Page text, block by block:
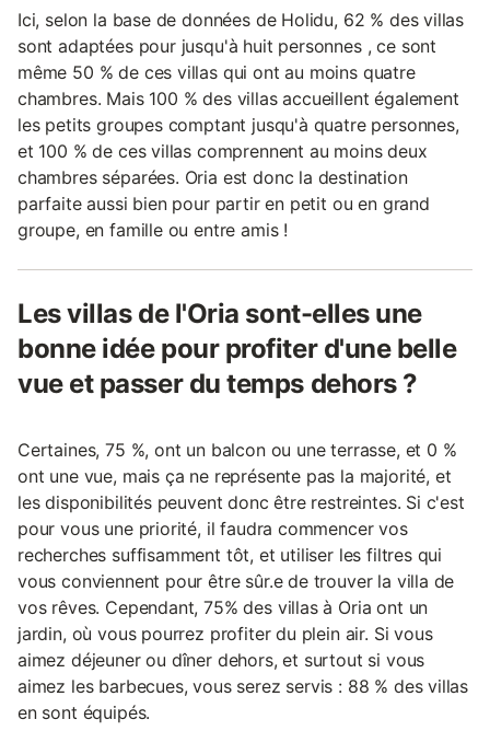
Ici, selon la base de données de Holidu, 62 % des villas
sont adaptées pour jusqu'à huit personnes , ce sont
même 50 % de ces villas qui ont au moins quatre
chambres. Mais 100 % des villas accueillent également
les petits groupes comptant jusqu'à quatre personnes,
et 100 % de ces villas comprennent au moins deux
chambres séparées. Oria est donc la destination
parfaite aussi bien pour partir en petit ou en grand
groupe, en famille ou entre amis !
Les villas de l'Oria sont-elles une
bonne idée pour profiter d'une belle
vue et passer du temps dehors ?
Certaines, 75 %, ont un balcon ou une terrasse, et 0 %
ont une vue, mais ça ne représente pas la majorité, et
les disponibilités peuvent donc être restreintes. Si c'est
pour vous une priorité, il faudra commencer vos
recherches suffisamment tôt, et utiliser les filtres qui
vous conviennent pour être sûr.e de trouver la villa de
vos rêves. Cependant, 75% des villas à Oria ont un
jardin, où vous pourrez profiter du plein air. Si vous
aimez déjeuner ou dîner dehors, et surtout si vous
aimez les barbecues, vous serez servis : 88 % des villas
en sont équipés.